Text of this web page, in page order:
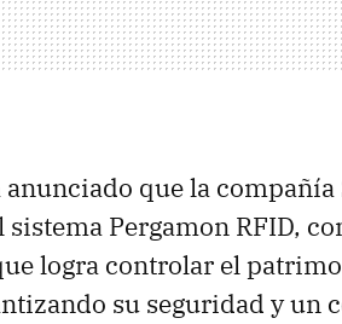
que la compañía
Pergamon RFID,
logra controlar el
su seguridad y un